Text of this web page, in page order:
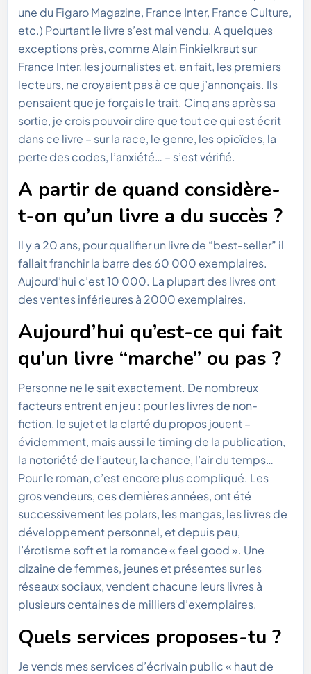
une du Figaro Magazine, France Inter, France Culture,
etc.) Pourtant le livre s’est mal vendu. A quelques
exceptions près, comme Alain Finkielkraut sur
France Inter, les journalistes et, en fait, les premiers
lecteurs, ne croyaient pas à ce que j’annonçais. Ils
pensaient que je forçais le trait. Cinq ans après sa
sortie, je crois pouvoir dire que tout ce qui est écrit
dans ce livre – sur la race, le genre, les opioïdes, la
perte des codes, l’anxiété… – s’est vérifié.
A partir de quand considère-
t-on qu’un livre a du succès ?
Il y a 20 ans, pour qualifier un livre de “best-seller” il
fallait franchir la barre des 60 000 exemplaires.
Aujourd’hui c’est 10 000. La plupart des livres ont
des ventes inférieures à 2000 exemplaires.
Aujourd’hui qu’est-ce qui fait
qu’un livre “marche” ou pas ?
Personne ne le sait exactement. De nombreux
facteurs entrent en jeu : pour les livres de non-
fiction, le sujet et la clarté du propos jouent –
évidemment, mais aussi le timing de la publication,
la notoriété de l’auteur, la chance, l’air du temps…
Pour le roman, c’est encore plus compliqué. Les
gros vendeurs, ces dernières années, ont été
successivement les polars, les mangas, les livres de
développement personnel, et depuis peu,
l’érotisme soft et la romance « feel good ». Une
dizaine de femmes, jeunes et présentes sur les
réseaux sociaux, vendent chacune leurs livres à
plusieurs centaines de milliers d’exemplaires.
Quels services proposes-tu ?
Je vends mes services d’écrivain public « haut de